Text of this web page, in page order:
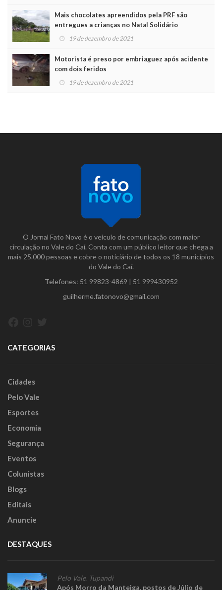
Mais chocolates apreendidos pela PRF são
entregues a crianças no Natal Solidário
19 de dezembro de 2021
Motorista é preso por embriaguez após acidente
com dois feridos
19 de dezembro de 2021
O Jornal Fato Novo é o veículo de comunicação com maior
circulação no Vale do Caí. Conta com um público leitor que chega a
mais 25.000 pessoas e cobre o noticiário de todos os 18 municípios
do Vale do Caí.
Telefones: 51 99823-4869 | 51 999430952
guilherme.fatonovo@gmail.com
CATEGORIAS
Cidades
Pelo Vale
Esportes
Economia
Segurança
Eventos
Colunistas
Blogs
Editais
Anuncie
DESTAQUES
Pelo Vale, Tupandi
Após Morro da Manteiga, postos de Júlio de